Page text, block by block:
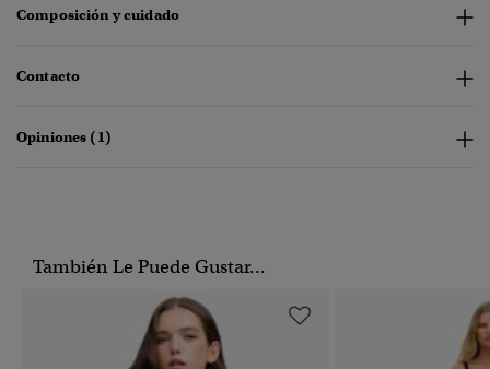
Composición y cuidado
Contacto
Opiniones (1)
También Le Puede Gustar...